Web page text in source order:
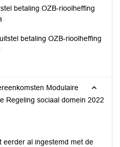
betaling OZB-rioolheffing
betaling OZB-rioolheffing
Modulaire
Regeling sociaal domein 2022
eerder al ingestemd met de